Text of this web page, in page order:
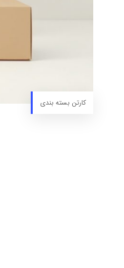
کارتن بسته بندی